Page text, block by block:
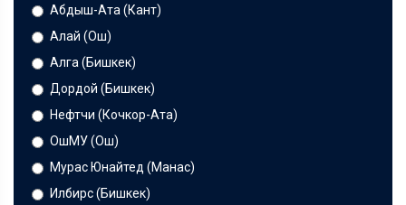
Абдыш-Ата (Кант)
Алай (Ош)
Алга (Бишкек)
Дордой (Бишкек)
Нефтчи (Кочкор-Ата)
ОшМУ (Ош)
Мурас Юнайтед (Манас)
Илбирс (Бишкек)